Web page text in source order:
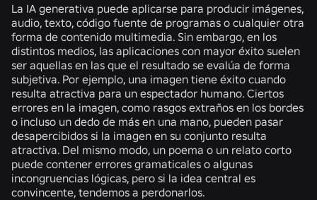
La IA generativa puede aplicarse para producir imágenes,
audio, texto, código fuente de programas o cualquier otra
forma de contenido multimedia. Sin embargo, en los
distintos medios, las aplicaciones con mayor éxito suelen
ser aquellas en las que el resultado se evalúa de forma
subjetiva. Por ejemplo, una imagen tiene éxito cuando
resulta atractiva para un espectador humano. Ciertos
errores en la imagen, como rasgos extraños en los bordes
o incluso un dedo de más en una mano, pueden pasar
desapercibidos si la imagen en su conjunto resulta
atractiva. Del mismo modo, un poema o un relato corto
puede contener errores gramaticales o algunas
incongruencias lógicas, pero si la idea central es
convincente, tendemos a perdonarlos.